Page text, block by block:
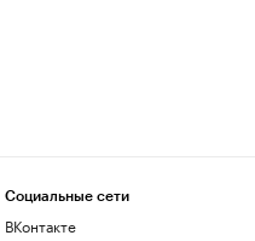
Социальные сети
ВКонтакте